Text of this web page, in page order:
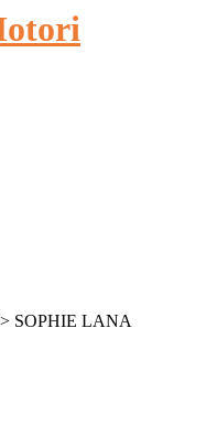
> SOPHIE LANA